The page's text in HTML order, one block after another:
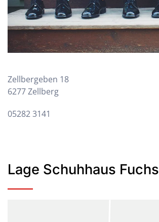
Zellbergeben 18
6277 Zellberg
05282 3141
Lage Schuhhaus Fuchs